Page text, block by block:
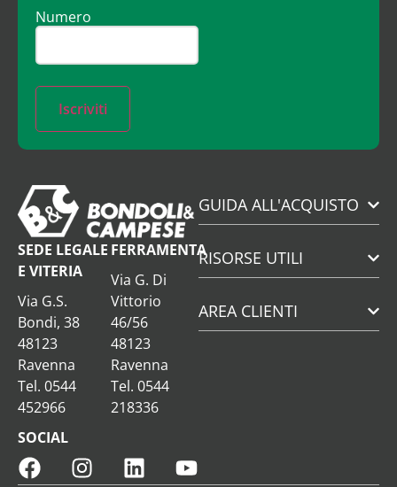
Numero
Iscriviti
SEDE LEGALE
E VITERIA
Via G.S.
Bondi, 38
48123
Ravenna
Tel. 0544
452966
FERRAMENTA
Via G. Di
Vittorio
46/56
48123
Ravenna
Tel. 0544
218336
SOCIAL
GUIDA ALL'ACQUISTO
RISORSE UTILI
AREA CLIENTI